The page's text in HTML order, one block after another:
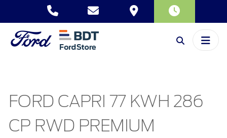
FORD CAPRI 77 KWH 286
CP RWD PREMIUM